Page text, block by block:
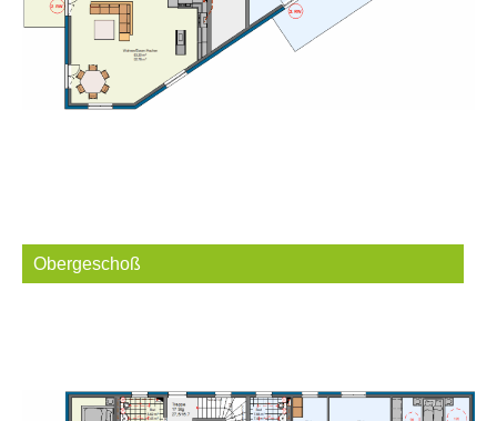
Obergeschoß